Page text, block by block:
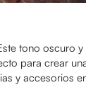
tono oscuro
para crear
y accesorios